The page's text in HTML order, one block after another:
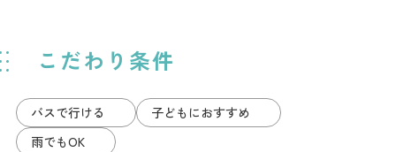
こだわり条件
バスで行ける
子どもにおすすめ
雨でもOK